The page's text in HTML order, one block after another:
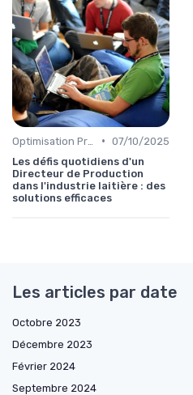
• 07/10/2025
Les défis quotidiens d'un
Directeur de Production
dans l'industrie laitière : des
solutions efficaces
Les articles par date
Octobre 2023
Décembre 2023
Février 2024
Septembre 2024